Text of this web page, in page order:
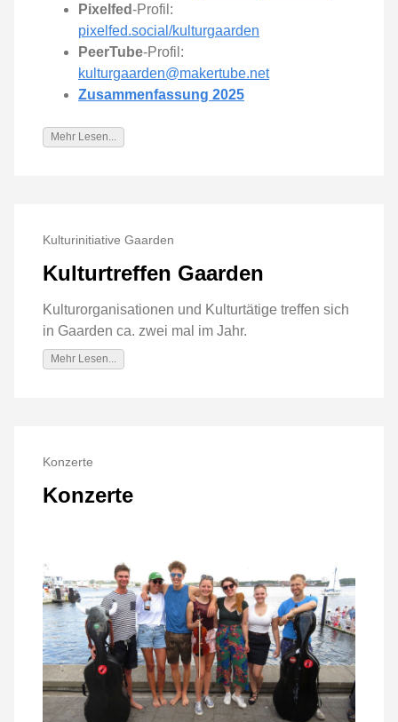
Pixelfed-Profil:
pixelfed.social/kulturgaarden
PeerTube‑Profil:
kulturgaarden@makertube.net
Zusammenfassung 2025
Mehr Lesen...
Kulturinitiative Gaarden
Kulturtreffen Gaarden
Kulturorganisationen und Kulturtätige treffen sich
in Gaarden ca. zwei mal im Jahr.
Mehr Lesen...
Konzerte
Konzerte